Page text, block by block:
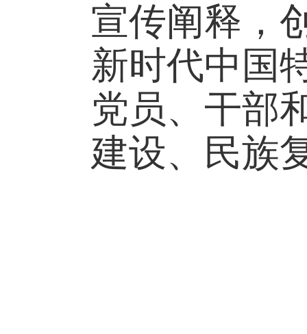
宣传阐释，
新时代中国
党员、干部
建设、民族